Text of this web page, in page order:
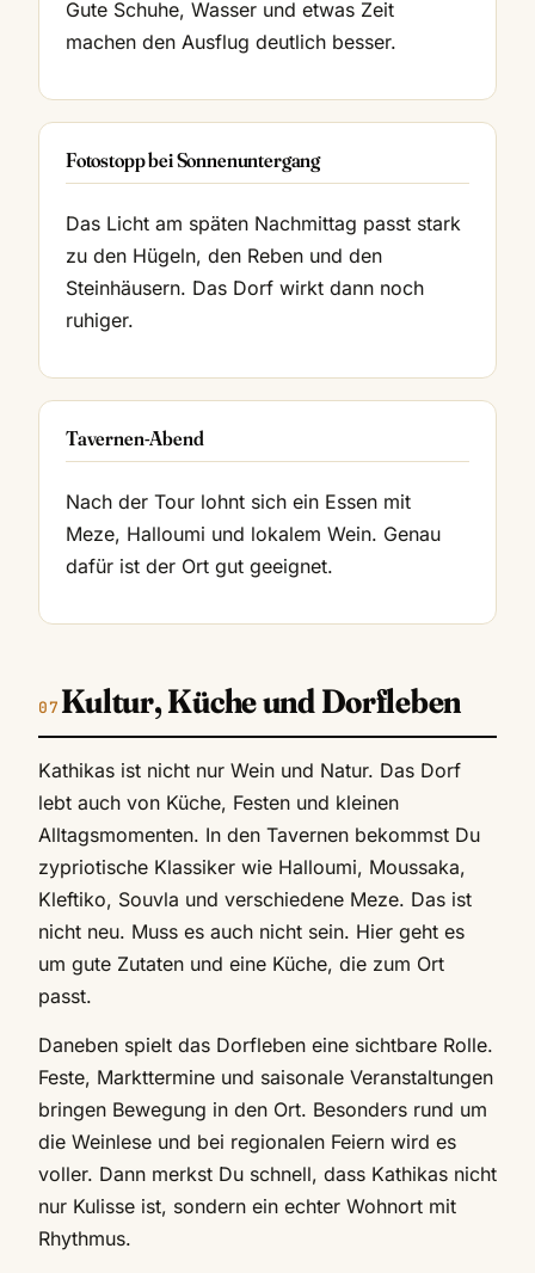
Gute Schuhe, Wasser und etwas Zeit
machen den Ausflug deutlich besser.
Fotostopp bei Sonnenuntergang
Das Licht am späten Nachmittag passt stark
zu den Hügeln, den Reben und den
Steinhäusern. Das Dorf wirkt dann noch
ruhiger.
Tavernen-Abend
Nach der Tour lohnt sich ein Essen mit
Meze, Halloumi und lokalem Wein. Genau
dafür ist der Ort gut geeignet.
Kultur, Küche und Dorfleben
Kathikas ist nicht nur Wein und Natur. Das Dorf
lebt auch von Küche, Festen und kleinen
Alltagsmomenten. In den Tavernen bekommst Du
zypriotische Klassiker wie Halloumi, Moussaka,
Kleftiko, Souvla und verschiedene Meze. Das ist
nicht neu. Muss es auch nicht sein. Hier geht es
um gute Zutaten und eine Küche, die zum Ort
passt.
Daneben spielt das Dorfleben eine sichtbare Rolle.
Feste, Markttermine und saisonale Veranstaltungen
bringen Bewegung in den Ort. Besonders rund um
die Weinlese und bei regionalen Feiern wird es
voller. Dann merkst Du schnell, dass Kathikas nicht
nur Kulisse ist, sondern ein echter Wohnort mit
Rhythmus.